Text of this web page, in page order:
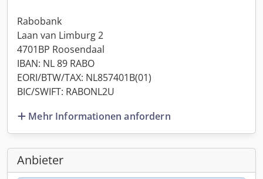
Rabobank
Laan van Limburg 2
4701BP Roosendaal
IBAN: NL 89 RABO
EORI/BTW/TAX: NL857401B(01)
BIC/SWIFT: RABONL2U
Mehr Informationen anfordern
Anbieter